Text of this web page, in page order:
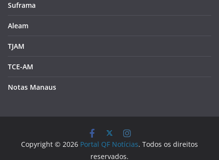
Suframa
Aleam
TJAM
TCE-AM
Notas Manaus
Copyright © 2026 Portal QF Notícias. Todos os direitos
reservados.